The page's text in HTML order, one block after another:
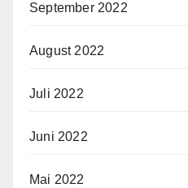
September 2022
August 2022
Juli 2022
Juni 2022
Mai 2022